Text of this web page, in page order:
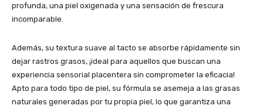
profunda, una piel oxigenada y una sensación de frescura
incomparable.
Además, su textura suave al tacto se absorbe rápidamente sin
dejar rastros grasos, ¡ideal para aquellos que buscan una
experiencia sensorial placentera sin comprometer la eficacia!
Apto para todo tipo de piel, su fórmula se asemeja a las grasas
naturales generadas por tu propia piel, lo que garantiza una